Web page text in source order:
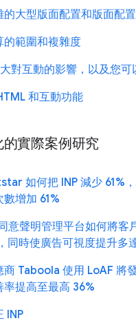
的大型版面配置和版面配
的範圍和複雜度
對互動的影響，以及您可
和互動功能
的實際案例研究
如何把 INP 減少 61%
增加 61%
意聲明管理平台如何將客
同時使廣告可視度提升多
商 Taboola 使用 LoAF 將
率提高至最高 36%
INP